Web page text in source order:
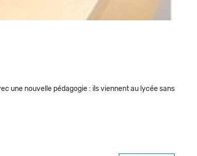
une nouvelle pédagogie : ils viennent au lycée sans